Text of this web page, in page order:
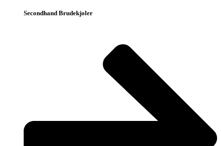
Secondhand Brudekjoler